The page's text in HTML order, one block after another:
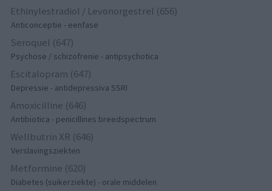
Ethinylestradiol / Levonorgestrel (656)
Anticonceptie - eenfase
Seroquel (647)
Psychose / schizofrenie - antipsychotica
Escitalopram (647)
Depressie - antidepressiva SSRI
Amoxicilline (646)
Antibiotica - penicillines breedspectrum
Wellbutrin XR (646)
Verslavingsziekten
Metformine (620)
Diabetes (suikerziekte) - orale middelen